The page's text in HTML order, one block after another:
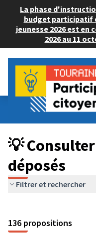
La phase
budget participatif
jeunesse 2026 est en
2026 au 11
Budget Participatif
💡 Consulter les projets
💡
déposés
Filtrer et rechercher
136 propositions